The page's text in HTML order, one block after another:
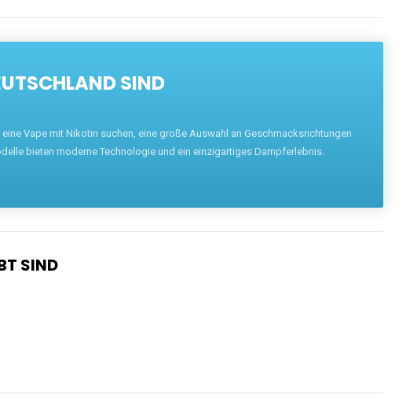
SIND
Vape mit Nikotin suchen, eine große Auswahl an Geschmacksrichtungen
bieten moderne Technologie und ein einzigartiges Dampferlebnis.
SIND